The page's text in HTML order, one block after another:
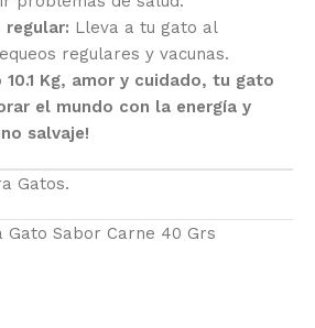
Lleva a tu gato al
regulares y vacunas.
10.1 Kg, amor y cuidado, tu gato
el mundo con la energía y
salvaje!
Gatos.
Gato Sabor Carne 40 Grs